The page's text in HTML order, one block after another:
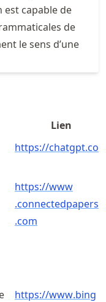
est capable de
de
le sens d’une
Lien
https://
https://www
.connectedpapers
.com
https://www.bing